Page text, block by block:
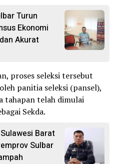
Turun
Ekonomi
Akurat
proses seleksi tersebut
panitia seleksi (pansel),
tahapan telah dimulai
Sekda.
Barat
Sulbar